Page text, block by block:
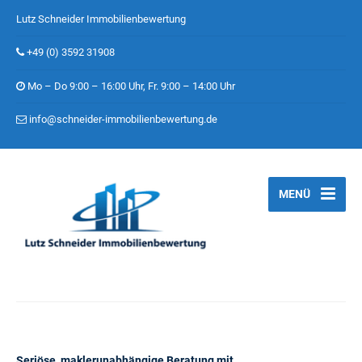
Lutz Schneider Immobilienbewertung
+49 (0) 3592 31908
Mo – Do 9:00 – 16:00 Uhr, Fr. 9:00 – 14:00 Uhr
info@schneider-immobilienbewertung.de
MENÜ